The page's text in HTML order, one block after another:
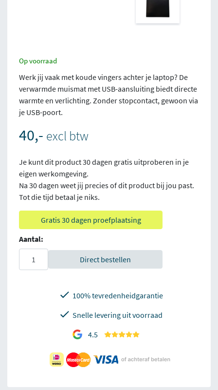
Op voorraad
Werk jij vaak met koude vingers achter je laptop? De
verwarmde muismat met USB-aansluiting biedt directe
warmte en verlichting. Zonder stopcontact, gewoon via
je USB-poort.
40,- excl btw
Je kunt dit product 30 dagen gratis uitproberen in je
eigen werkomgeving.
Na 30 dagen weet jij precies of dit product bij jou past.
Tot die tijd betaal je niks.
Gratis 30 dagen proefplaatsing
Aantal:
Direct bestellen
100% tevredenheidgarantie
Snelle levering uit voorraad
4.5